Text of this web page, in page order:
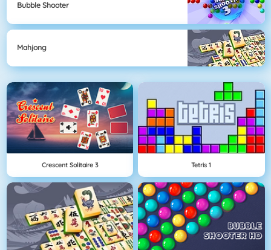
Bubble Shooter
Mahjong
Crescent Solitaire 3 Tetris 1